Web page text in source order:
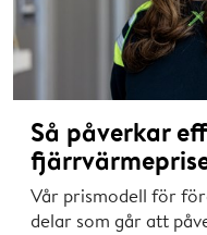
Så påverkar
Vår prismodell för
delar som går att